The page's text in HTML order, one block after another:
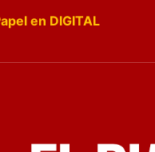
en DIGITAL